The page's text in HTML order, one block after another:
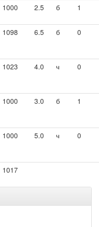
1000 2.5 б 1
1098 6.5 б 0
1023 4.0 ч 0
1000 3.0 б 1
1000 5.0 ч 0
1017